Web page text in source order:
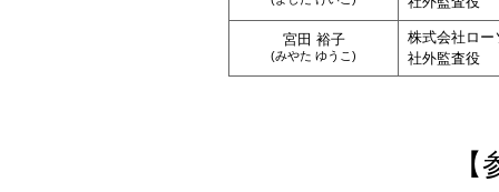
宮田 裕子
(みやた ゆうこ)
株式会社ロー
社外監査役